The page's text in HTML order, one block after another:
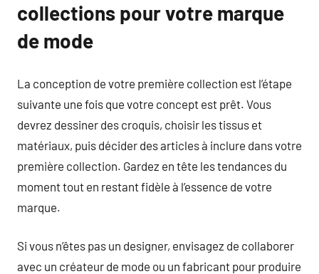
collections pour votre marque
de mode
La conception de votre première collection est l’étape
suivante une fois que votre concept est prêt. Vous
devrez dessiner des croquis, choisir les tissus et
matériaux, puis décider des articles à inclure dans votre
première collection. Gardez en tête les tendances du
moment tout en restant fidèle à l’essence de votre
marque.
Si vous n’êtes pas un designer, envisagez de collaborer
avec un créateur de mode ou un fabricant pour produire